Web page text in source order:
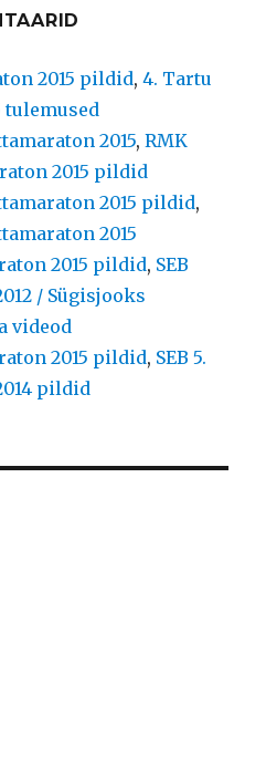
2015 pildid,4. Tartu
tulemused
2015,RMK
2015 pildid
2015 pildid,
2015
2015 pildid, SEB
/ Sügisjooks
videod
2015 pildid, SEB 5.
pildid